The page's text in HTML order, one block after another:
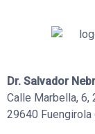
Dr. Salvador
Calle Marbella, 6,
29640 Fuengirola